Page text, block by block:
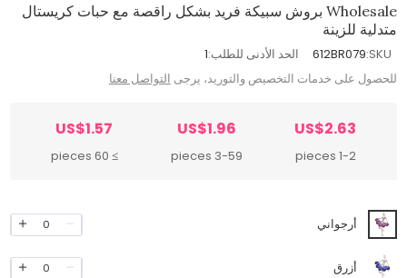
Wholesale بروش سبيكة فريد بشكل راقصة مع حبات كريستال
متدلية للزينة
SKU:
612BR079 الحد الأدنى للطلب:1
للحصول على خدمات التخصيص والتوريد، يرجى التواصل معنا
US$2.63
1-2 pieces
US$1.96
3-59 pieces
US$1.57
≥ 60 pieces
أرجواني 0
أزرق 0